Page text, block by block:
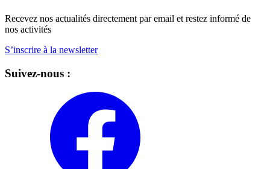
Recevez nos actualités directement par email et restez informé de
nos activités
S’inscrire à la newsletter
Suivez-nous :